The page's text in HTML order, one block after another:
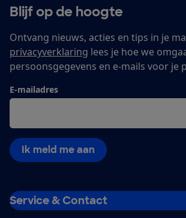
Blijf op de hoogte
Ontvang nieuws, acties en tips in je
privacyverklaring lees je hoe we
persoonsgegevens en e-mails voor je
E-mailadres
Ik meld me aan
Service & Contact